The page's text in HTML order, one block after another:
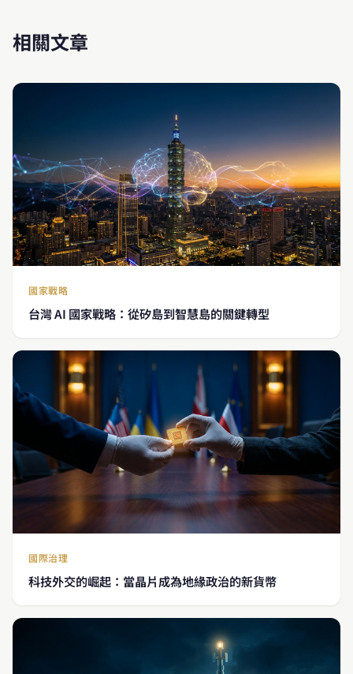
相關文章
國家戰略
台灣 AI 國家戰略：從矽島到智慧島的關鍵轉型
國際治理
科技外交的崛起：當晶片成為地緣政治的新貨幣